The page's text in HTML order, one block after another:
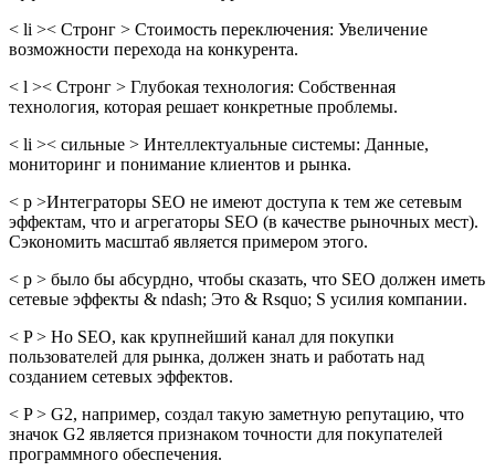
< li >< Стронг > Стоимость переключения: Увеличение
возможности перехода на конкурента.
< l >< Стронг > Глубокая технология: Собственная
технология, которая решает конкретные проблемы.
< li >< сильные > Интеллектуальные системы: Данные,
мониторинг и понимание клиентов и рынка.
< p >Интеграторы SEO не имеют доступа к тем же сетевым
эффектам, что и агрегаторы SEO (в качестве рыночных мест).
Сэкономить масштаб является примером этого.
< p > было бы абсурдно, чтобы сказать, что SEO должен иметь
сетевые эффекты & ndash; Это & Rsquo; S усилия компании.
< P > Но SEO, как крупнейший канал для покупки
пользователей для рынка, должен знать и работать над
созданием сетевых эффектов.
< P > G2, например, создал такую ​​заметную репутацию, что
значок G2 является признаком точности для покупателей
программного обеспечения.